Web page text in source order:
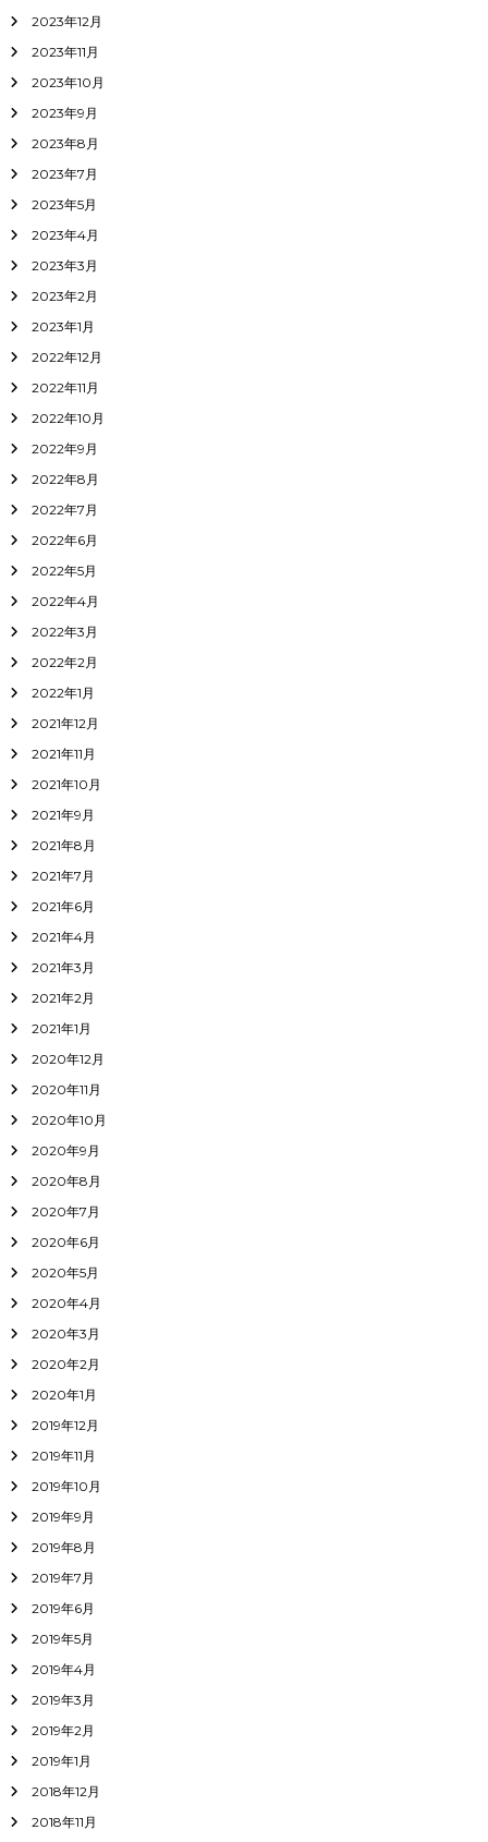
2023年12月
2023年11月
2023年10月
2023年9月
2023年8月
2023年7月
2023年5月
2023年4月
2023年3月
2023年2月
2023年1月
2022年12月
2022年11月
2022年10月
2022年9月
2022年8月
2022年7月
2022年6月
2022年5月
2022年4月
2022年3月
2022年2月
2022年1月
2021年12月
2021年11月
2021年10月
2021年9月
2021年8月
2021年7月
2021年6月
2021年4月
2021年3月
2021年2月
2021年1月
2020年12月
2020年11月
2020年10月
2020年9月
2020年8月
2020年7月
2020年6月
2020年5月
2020年4月
2020年3月
2020年2月
2020年1月
2019年12月
2019年11月
2019年10月
2019年9月
2019年8月
2019年7月
2019年6月
2019年5月
2019年4月
2019年3月
2019年2月
2019年1月
2018年12月
2018年11月